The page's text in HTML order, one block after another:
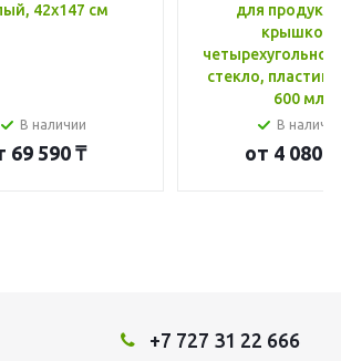
42x147 см
В наличии
69 590 ₸
для
крышкой,
стекло, пластик
600 мл
В
от 4 080 ₸
+7 727 31 22 666